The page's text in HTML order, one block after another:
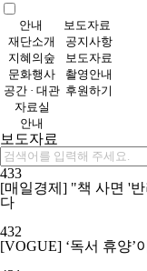
안내
재단소개
지혜의숲
문화행사
공간 · 대관
자료실
안내
보도자료
공지사항
보도자료
촬영안내
후원하기
보도자료
433
[매일경제] "책 사면 '
다
432
[VOGUE] ‘독서 휴양’